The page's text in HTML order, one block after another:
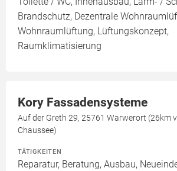
Brandschutz, Dezentrale
Wohnraumlüftung, Lüftungskonzept,
Raumklimatisierung
Kory Fassadensysteme
Auf der Greth 29, 25761 Warwerort (26km
Chaussee)
TÄTIGKEITEN
Reparatur, Beratung, Ausbau,